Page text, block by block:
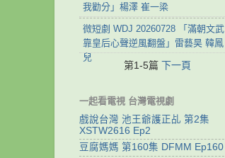
我勸分」楊澤 崔一梁
微短劇 WDJ 20260728 「滿朝文武
靠皇后心聲逆風翻盤」雷藝昊 韓鳳
兒
第1-5篇 下一頁
一起看電視 台灣電視劇
戲說台灣 池王爺護正乩 第2集
XSTW2616 Ep2
豆腐媽媽 第160集 DFMM Ep160